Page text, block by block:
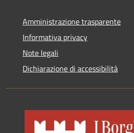
Amministrazione trasparente
Informativa privacy
Note legali
Dichiarazione di accessibilità